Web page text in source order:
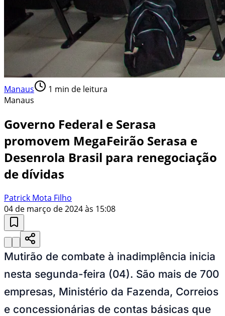
Manaus 1 min de leitura
Manaus
Governo Federal e Serasa
promovem MegaFeirão Serasa e
Desenrola Brasil para renegociação
de dívidas
Patrick Mota Filho
04 de março de 2024 às 15:08
Mutirão de combate à inadimplência inicia
nesta segunda-feira (04). São mais de 700
empresas, Ministério da Fazenda, Correios
e concessionárias de contas básicas que